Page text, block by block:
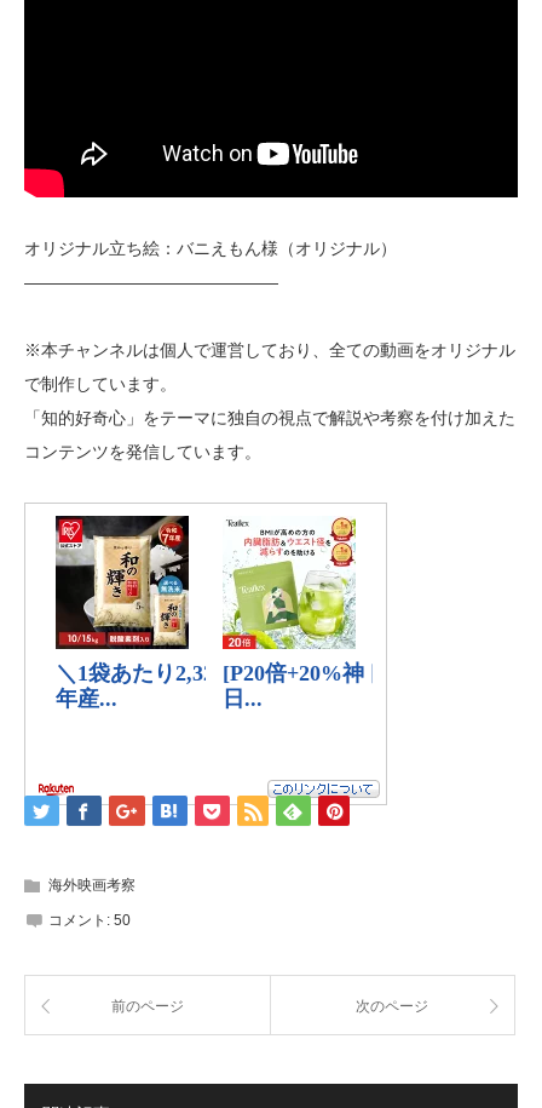
オリジナル立ち絵：バニえもん様（オリジナル）
———————————————
※本チャンネルは個人で運営しており、全ての動画をオリジナル
で制作しています。
「知的好奇心」をテーマに独自の視点で解説や考察を付け加えた
コンテンツを発信しています。
海外映画考察
コメント: 50
前のページ 次のページ